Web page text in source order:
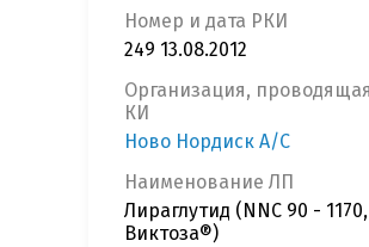
Номер и дата РКИ
249 13.08.2012
Организация, проводящая
КИ
Ново Нордиск А/С
Наименование ЛП
Лираглутид (NNC 90 - 1170,
Виктоза®)